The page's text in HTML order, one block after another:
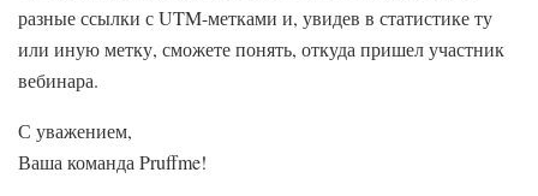
разные ссылки с UTM-метками и, увидев в статистике ту
или иную метку, сможете понять, откуда пришел участник
вебинара.
С уважением,
Ваша команда Pruffme!